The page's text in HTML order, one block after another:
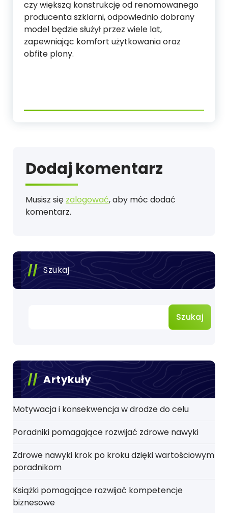
czy większą konstrukcję od renomowanego
producenta szklarni, odpowiednio dobrany
model będzie służył przez wiele lat,
zapewniając komfort użytkowania oraz
obfite plony.
Dodaj komentarz
Musisz się zalogować, aby móc dodać
komentarz.
Szukaj
Szukaj
Artykuły
Motywacja i konsekwencja w drodze do celu
Poradniki pomagające rozwijać zdrowe nawyki
Zdrowe nawyki krok po kroku dzięki wartościowym
poradnikom
Książki pomagające rozwijać kompetencje
biznesowe